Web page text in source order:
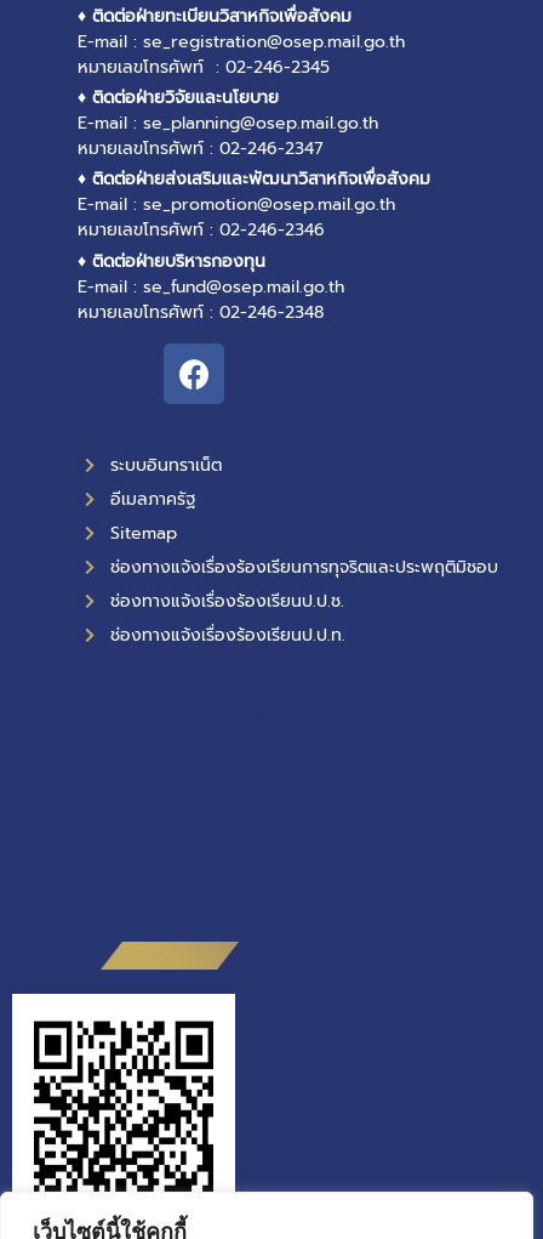
เว็บไซต์นี้ใช้คุกกี้
♦ ติดต่อฝ่ายทะเบียนวิสาหกิจเพื่อสังคม
E-mail : se_registration@osep.mail.go.th
หมายเลขโทรศัพท์ : 02-246-2345
♦ ติดต่อฝ่ายวิจัยและนโยบาย
E-mail : se_planning@osep.mail.go.th
หมายเลขโทรศัพท์ : 02-246-2347
♦ ติดต่อฝ่ายส่งเสริมและพัฒนาวิสาหกิจเพื่อสังคม
E-mail : se_promotion@osep.mail.go.th
หมายเลขโทรศัพท์ : 02-246-2346
♦ ติดต่อฝ่ายบริหารกองทุน
E-mail : se_fund@osep.mail.go.th
หมายเลขโทรศัพท์ : 02-246-2348
ระบบอินทราเน็ต
อีเมลภาครัฐ
Sitemap
ช่องทางแจ้งเรื่องร้องเรียนการทุจริตและประพฤติมิชอบ
ช่องทางแจ้งเรื่องร้องเรียนป.ป.ช.
ช่องทางแจ้งเรื่องร้องเรียนป.ป.ท.